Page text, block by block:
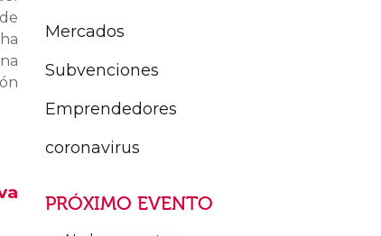
Mercados
Subvenciones
Emprendedores
coronavirus
PRÓXIMO EVENTO